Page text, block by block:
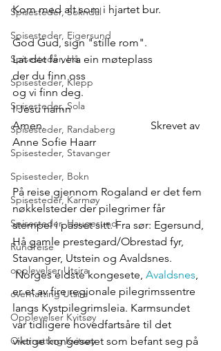
Spisesteder, Sokndal
Spisesteder, Eigersund
Spisesteder, Hå
Spisesteder, Klepp
Spisesteder, Sola
Spisesteder, Randaberg
Spisesteder, Stavanger
Spisesteder, Bokn
Spisesteder, Karmøy
Spisesteder, Haugesund
Rundreise
opplevelser Utsira
overnatting Utsira
Opplevelser Kvitsøy
Overnatting Kvitsøy
Kom med alt som i hjartet bur.
God Gud, sign "stille rom".
Lat det få vera ein møteplass
der du finn oss
og vi finn deg.
I Jesu namn
Amen. 				Skrevet av
Anne Sofie Haarr
På reise gjennom Rogaland er det fem
nøkkelsteder der pilegrimer får
stempel i passet sitt. Fra sør: Egersund,
Hå gamle prestegard/Obrestad fyr,
Stavanger, Utstein og Avaldsnes.
Norges eldste kongesete, Avaldsnes
er et av fire regionale pilegrimssentre
langs Kystpilegrimsleia. Karmsundet
var tidligere hovedfartsåre til det
viktige kongesetet som befant seg på